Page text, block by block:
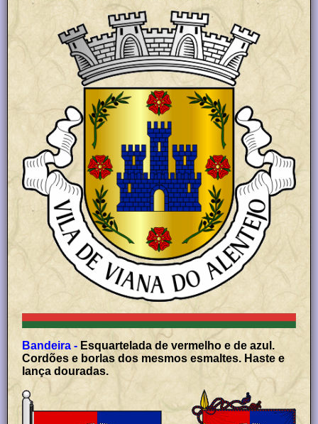
Bandeira - Esquartelada de vermelho e de azul.
Cordões e borlas dos mesmos esmaltes. Haste e
lança douradas.